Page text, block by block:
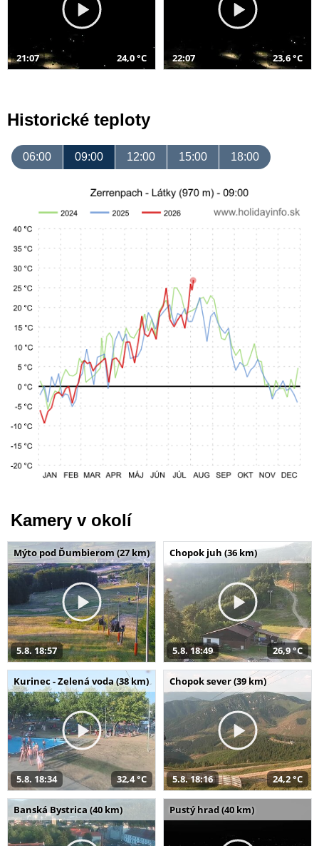
21:07 24,0 °C 22:07 23,6 °C
Historické teploty
06:00 09:00 12:00 15:00 18:00
Kamery v okolí
Mýto pod Ďumbierom (27 km)
5.8. 18:57
Chopok juh (36 km)
5.8. 18:49 26,9 °C
Kurinec - Zelená voda (38 km)
5.8. 18:34 32,4 °C
Chopok sever (39 km)
5.8. 18:16 24,2 °C
Banská Bystrica (40 km) Pustý hrad (40 km)